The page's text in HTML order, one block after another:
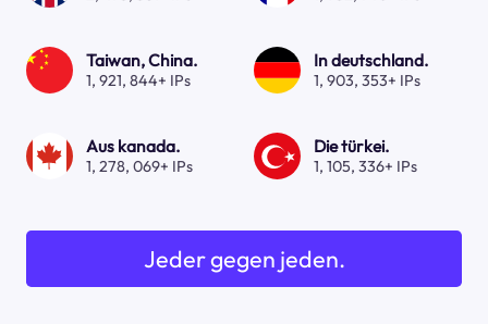
Taiwan, China.
1, 921, 844+ IPs
In deutschland.
1, 903, 353+ IPs
Aus kanada.
1, 278, 069+ IPs
Die türkei.
1, 105, 336+ IPs
Jeder gegen jeden.